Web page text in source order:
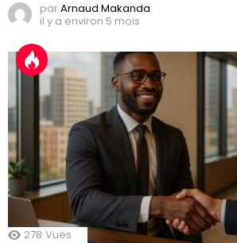
parArnaud Makanda
il y a environ 5 mois
278 Vues